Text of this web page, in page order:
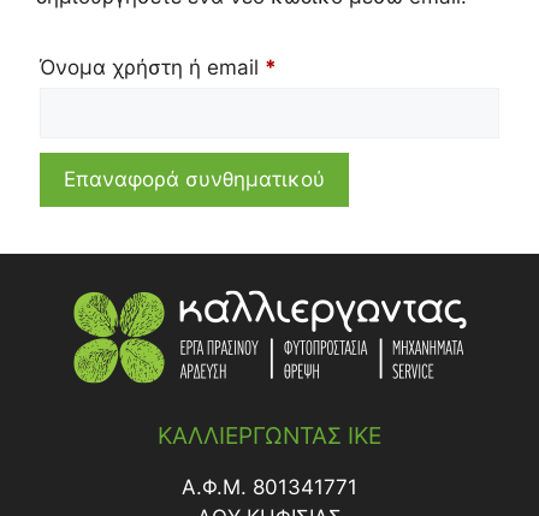
Όνομα χρήστη ή email *
Επαναφορά συνθηματικού
ΚΑΛΛΙΕΡΓΩΝΤΑΣ ΙΚΕ
Α.Φ.Μ. 801341771